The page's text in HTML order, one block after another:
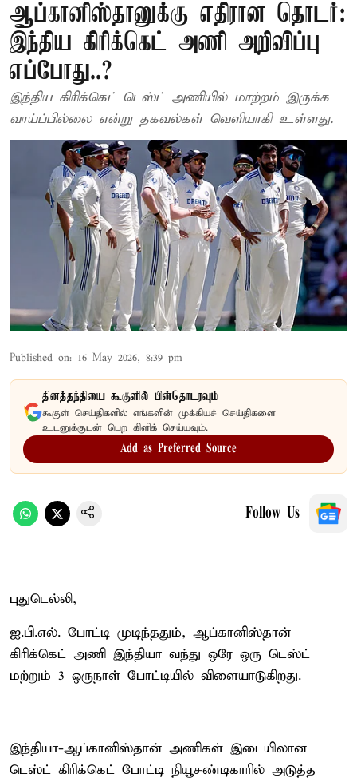
ஆப்கானிஸ்தானுக்கு எதிரான தொடர்:
இந்திய கிரிக்கெட் அணி அறிவிப்பு
எப்போது..?
இந்திய கிரிக்கெட் டெஸ்ட் அணியில் மாற்றம் இருக்க
வாய்ப்பில்லை என்று தகவல்கள் வெளியாகி உள்ளது.
Published on: 16 May 2026, 8:39 pm
தினத்தந்தியை கூகுளில் பின்தொடரவும்
கூகுள் செய்திகளில் எங்களின் முக்கியச் செய்திகளை
உடனுக்குடன் பெற கிளிக் செய்யவும்.
Add as Preferred Source
Follow Us
புதுடெல்லி,
ஐ.பி.எல். போட்டி முடிந்ததும், ஆப்கானிஸ்தான்
கிரிக்கெட் அணி இந்தியா வந்து ஒரே ஒரு டெஸ்ட்
மற்றும் 3 ஒருநாள் போட்டியில் விளையாடுகிறது.
இந்தியா-ஆப்கானிஸ்தான் அணிகள் இடையிலான
டெஸ்ட் கிரிக்கெட் போட்டி நியூசண்டிகாரில் அடுத்த